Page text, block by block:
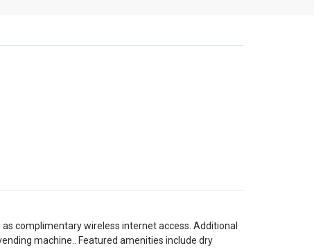
complimentary wireless internet access. Additional
machine.. Featured amenities include dry